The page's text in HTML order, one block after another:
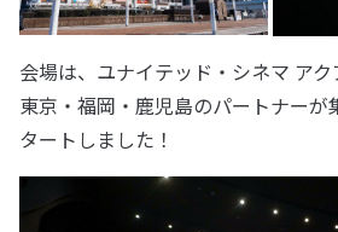
会場は、ユナイテッド・シネマ アク
東京・福岡・鹿児島のパートナーが
タートしました！